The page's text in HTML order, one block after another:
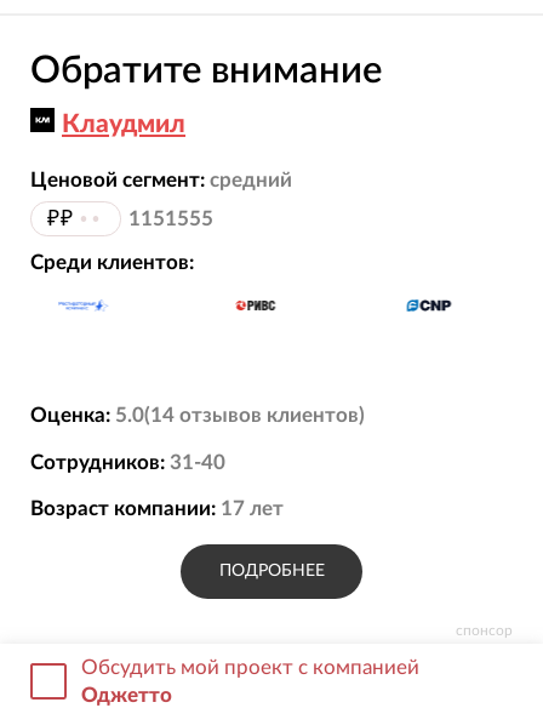
спонсор
Обратите внимание
Клаудмил
Ценовой сегмент: средний
₽₽ •• 1151555
Среди клиентов:
Оценка: 5.0(14 отзывов клиентов)
Сотрудников: 31-40
Возраст компании: 17 лет
ПОДРОБНЕЕ
Обсудить мой проект с компанией
Оджетто